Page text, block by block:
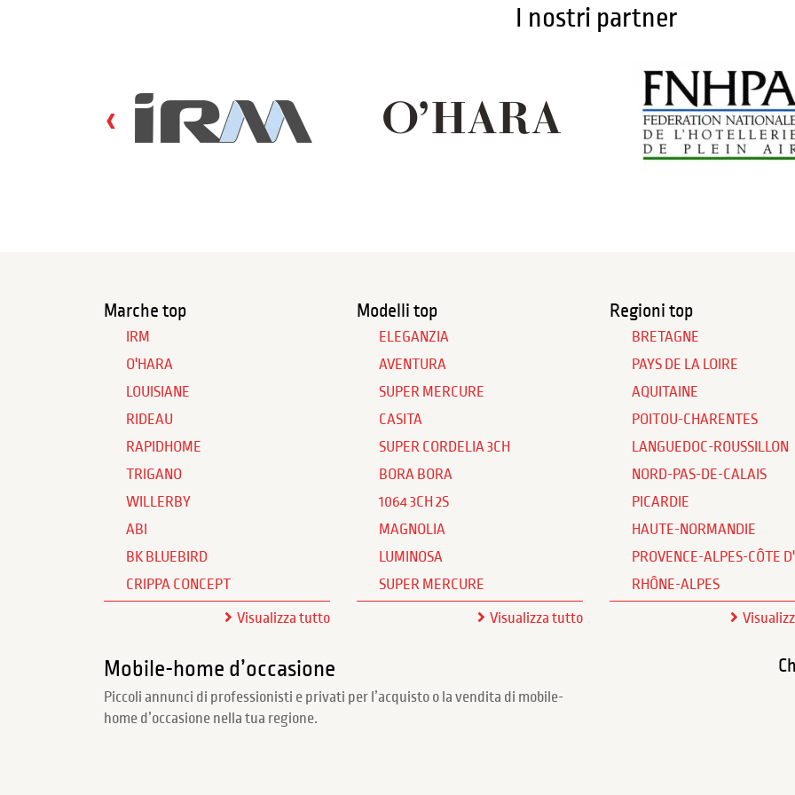
I nostri partner
‹
Marche top
IRM
O'HARA
LOUISIANE
RIDEAU
RAPIDHOME
TRIGANO
WILLERBY
ABI
BK BLUEBIRD
CRIPPA CONCEPT
Visualizza tutto
Modelli top
ELEGANZIA
AVENTURA
SUPER MERCURE
CASITA
SUPER CORDELIA 3CH
BORA BORA
1064 3CH 2S
MAGNOLIA
LUMINOSA
SUPER MERCURE
Visualizza tutto
Regioni top
BRETAGNE
PAYS DE LA LOIRE
AQUITAINE
POITOU-CHARENTES
LANGUEDOC-ROUSSILLON
NORD-PAS-DE-CALAIS
PICARDIE
HAUTE-NORMANDIE
PROVENCE-ALPES-CÔTE
RHÔNE-ALPES
Mobile-home d’occasione
Piccoli annunci di professionisti e privati per l’acquisto o la vendita di mobile-
home d’occasione nella tua regione.